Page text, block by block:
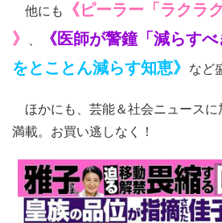
他にも
《ピーラー「ラクラ
》
《医師が警鐘「減らす
をとことん減らす知恵》
など
ほかにも、芸能＆社会ニュースに
満載。お買い逃しなく！